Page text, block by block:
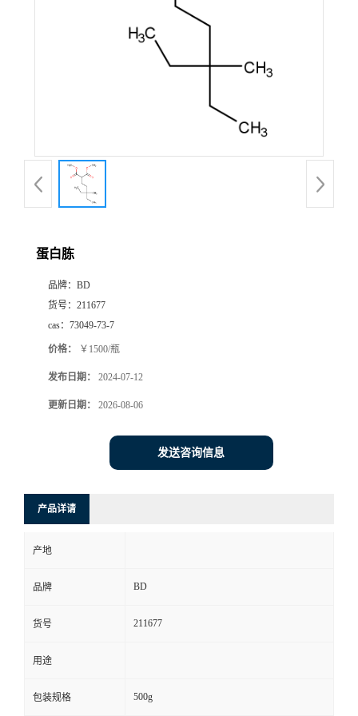
蛋白胨
品牌： BD
货号： 211677
cas： 73049-73-7
价格： ￥1500/瓶
发布日期： 2024-07-12
更新日期： 2026-08-06
发送咨询信息
产品详请
产地
品牌 BD
货号 211677
用途
包装规格 500g